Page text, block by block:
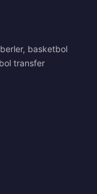
basketbol
transfer